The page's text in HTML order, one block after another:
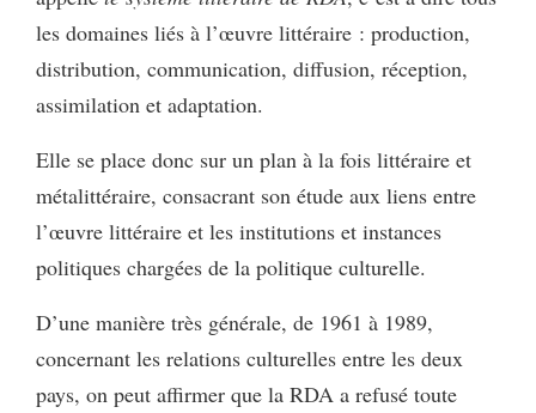
les domaines liés à l’œuvre littéraire : production,
distribution, communication, diffusion, réception,
assimilation et adaptation.
Elle se place donc sur un plan à la fois littéraire et
métalittéraire, consacrant son étude aux liens entre
l’œuvre littéraire et les institutions et instances
politiques chargées de la politique culturelle.
D’une manière très générale, de 1961 à 1989,
concernant les relations culturelles entre les deux
pays, on peut affirmer que la RDA a refusé toute